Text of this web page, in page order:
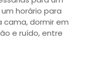
horário para
cama, dormir em
e ruído, entre